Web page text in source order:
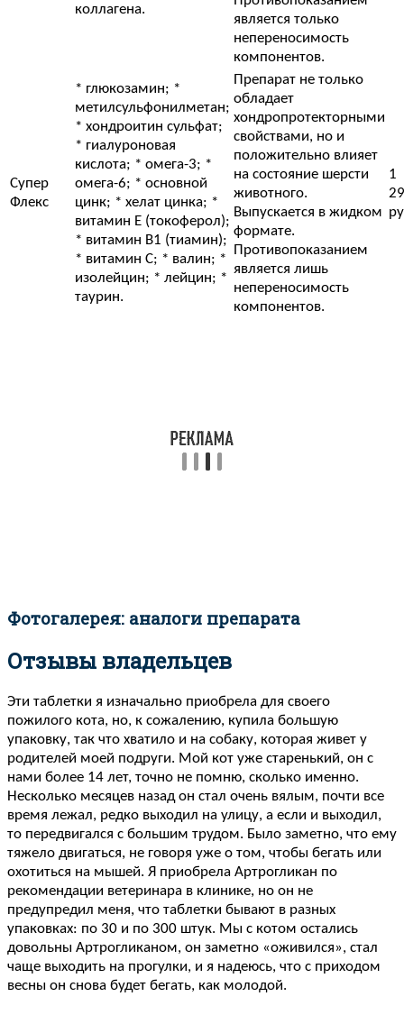
коллагена.
является только
непереносимость
компонентов.
Супер
Флекс
* глюкозамин; *
метилсульфонилметан;
* хондроитин сульфат;
* гиалуроновая
кислота; * омега-3; *
омега-6; * основной
цинк; * хелат цинка; *
витамин Е (токоферол);
* витамин В1 (тиамин);
* витамин С; * валин; *
изолейцин; * лейцин; *
таурин.
Препарат не только
обладает
хондропротекторными
свойствами, но и
положительно влияет
на состояние шерсти
животного.
Выпускается в жидком
формате.
Противопоказанием
является лишь
непереносимость
компонентов.
1
Фотогалерея: аналоги препарата
Отзывы владельцев
Эти таблетки я изначально приобрела для своего
пожилого кота, но, к сожалению, купила большую
упаковку, так что хватило и на собаку, которая живет у
родителей моей подруги. Мой кот уже старенький, он с
нами более 14 лет, точно не помню, сколько именно.
Несколько месяцев назад он стал очень вялым, почти все
время лежал, редко выходил на улицу, а если и выходил,
то передвигался с большим трудом. Было заметно, что ему
тяжело двигаться, не говоря уже о том, чтобы бегать или
охотиться на мышей. Я приобрела Артрогликан по
рекомендации ветеринара в клинике, но он не
предупредил меня, что таблетки бывают в разных
упаковках: по 30 и по 300 штук. Мы с котом остались
довольны Артрогликаном, он заметно «оживился», стал
чаще выходить на прогулки, и я надеюсь, что с приходом
весны он снова будет бегать, как молодой.